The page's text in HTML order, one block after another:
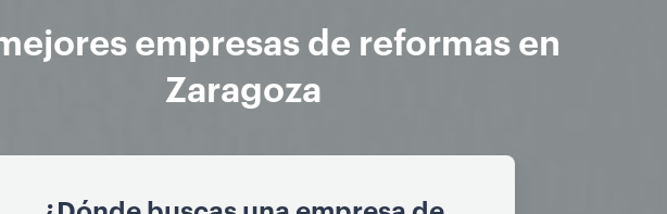
empresas de reformas en
Zaragoza